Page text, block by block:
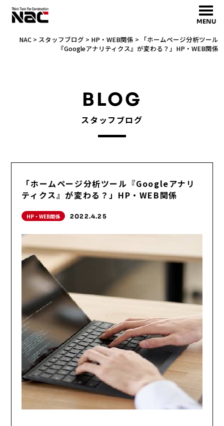
MENU
NAC> スタッフブログ > HP・WEB関係 >
「ホームページ分析ツール
『Googleアナリティクス』が変わる？」HP・WEB関係
BLOG
スタッフブログ
「ホームページ分析ツール『Googleアナリ
ティクス』が変わる？」HP・WEB関係
HP・WEB関係 2022.4.25